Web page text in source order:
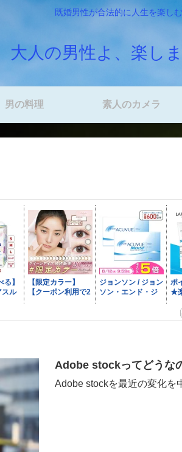
既婚男性が合法的に人生を楽し
大人の男性よ、楽し
男の料理 素人のカメラ
Adobe stockってどうな
Adobe stockを最近の変化を